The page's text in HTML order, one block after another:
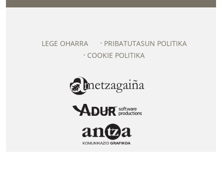
LEGE OHARRA
PRIBATUTASUN POLITIKA
COOKIE POLITIKA